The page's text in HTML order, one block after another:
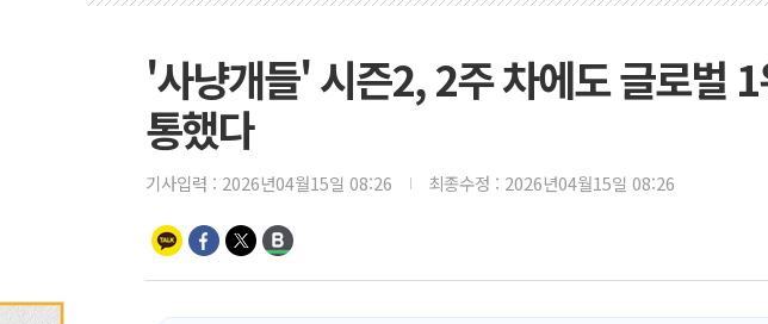
'사냥개들' 시즌2, 2주 차에도 글로벌
통했다
기사입력 : 2026년04월15일 08:26 최종수정 : 2026년04월15일 08:26